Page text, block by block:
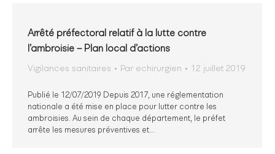
Arrêté préfectoral relatif à la lutte contre
l’ambroisie – Plan local d’actions
Vigilances sanitaires Par echirurgien 12 juillet 2019
Publié le 12/07/2019 Depuis 2017, une réglementation
nationale a été mise en place pour lutter contre les
ambroisies. Au sein de chaque département, le préfet
arrête les mesures préventives et…